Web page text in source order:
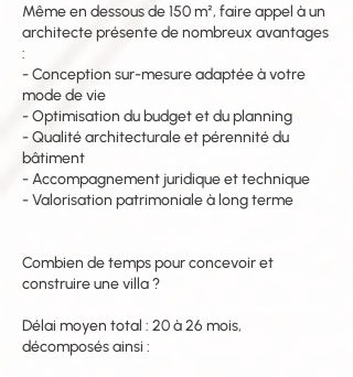
Même en dessous de 150 m², faire appel à un
architecte présente de nombreux avantages
:
- Conception sur-mesure adaptée à votre
mode de vie
- Optimisation du budget et du planning
- Qualité architecturale et pérennité du
bâtiment
- Accompagnement juridique et technique
- Valorisation patrimoniale à long terme
Combien de temps pour concevoir et
construire une villa ?
Délai moyen total : 20 à 26 mois,
décomposés ainsi :